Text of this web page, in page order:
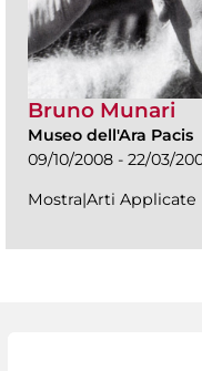
Bruno Munari
Museo dell'Ara Pacis
09/10/2008 - 22/03/
Mostra|Arti Applicate